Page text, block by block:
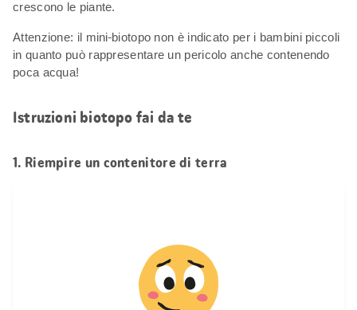
crescono le piante.
Attenzione: il mini biotopo non è indicato per i bambini piccoli
in quanto può rappresentare un pericolo anche contenendo
poca acqua!
Istruzioni biotopo fai da te
1. Riempire un contenitore di terra